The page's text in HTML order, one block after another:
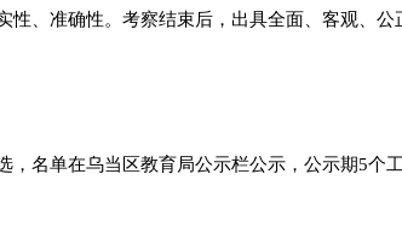
性、准确性。考察结束后，出具全面、客观、公
，名单在乌当区教育局公示栏公示，公示期5个工